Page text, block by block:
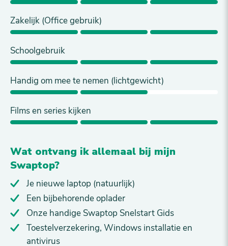
Zakelijk (Office gebruik)
Schoolgebruik
Handig om mee te nemen (lichtgewicht)
Films en series kijken
Wat ontvang ik allemaal bij mijn
Swaptop?
Je nieuwe laptop (natuurlijk)
Een bijbehorende oplader
Onze handige Swaptop Snelstart Gids
Toestelverzekering, Windows installatie en
antivirus